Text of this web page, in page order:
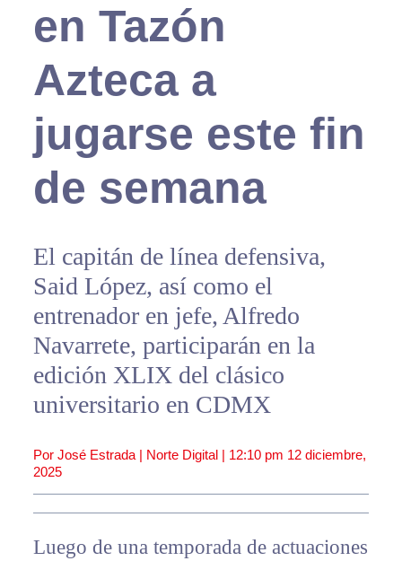
en Tazón
Azteca a
jugarse este fin
de semana
El capitán de línea defensiva,
Said López, así como el
entrenador en jefe, Alfredo
Navarrete, participarán en la
edición XLIX del clásico
universitario en CDMX
Por José Estrada | Norte Digital | 12:10 pm 12 diciembre,
2025
Luego de una temporada de actuaciones